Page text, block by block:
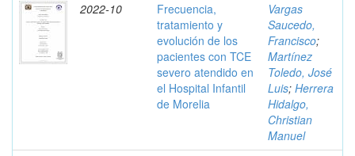
2022-10
Frecuencia,
tratamiento y
evolución de los
pacientes con TCE
severo atendido en
el Hospital Infantil
de Morelia
Vargas
Saucedo,
Francisco;
Martínez
Toledo, José
Luis; Herrera
Hidalgo,
Christian
Manuel